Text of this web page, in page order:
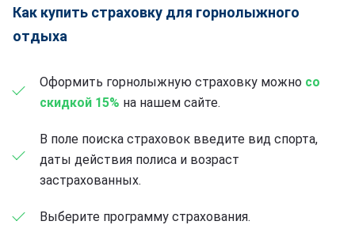
Как купить страховку для горнолыжного
отдыха
Оформить горнолыжную страховку можно со
скидкой 15% на нашем сайте.
В поле поиска страховок введите вид спорта,
даты действия полиса и возраст
застрахованных.
Выберите программу страхования.